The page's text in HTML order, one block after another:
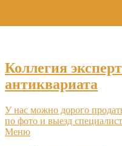
Коллегия
антиквариата
У нас можно дорого
по фото и выезд
Меню